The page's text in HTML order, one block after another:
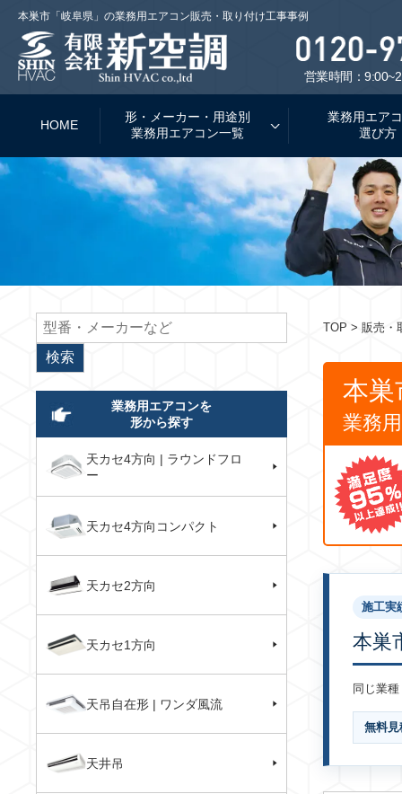
本巣市「岐阜県」の業務用エアコン販売・取り付け工事事例
営業時間：
HOME
形・メーカー・用途別
業務用エアコン一覧
業務用エア
選び方
TOP > 販売・
本巣
業務
施工実
本巣
同じ業
無料見
業務用エアコンを
形から探す
天カセ4方向 | ラウンドフロ
ー
天カセ4方向コンパクト
天カセ2方向
天カセ1方向
天吊自在形 | ワンダ風流
天井吊